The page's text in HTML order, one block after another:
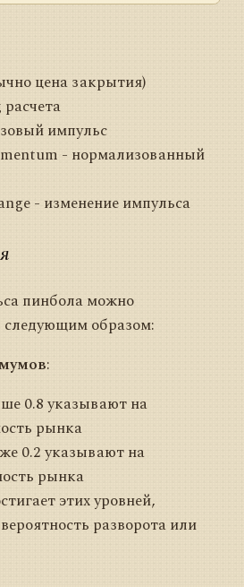
цена закрытия)
импульс
- нормализованный
- изменение импульса
пинбола можно
следующим образом:
:
0.8 указывают на
рынка
0.2 указывают на
рынка
этих уровней,
разворота или